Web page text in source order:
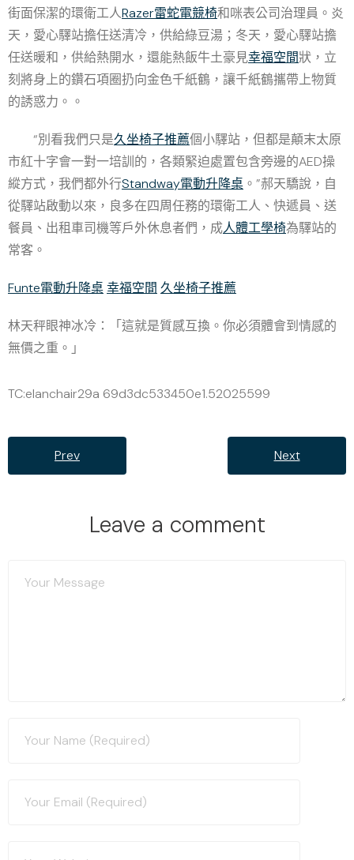
街面保潔的環衛工人Razer雷蛇電競椅和咪表公司治理員。炎
天，愛心驛站擔任送清冷，供給綠豆湯；冬天，愛心驛站擔
任送暖和，供給熱開水，還能熱飯牛土豪見幸福空間狀，立
刻將身上的鑽石項圈扔向金色千紙鶴，讓千紙鶴攜帶上物質
的誘惑力。。
“別看我們只是久坐椅子推薦個小驛站，但都是顛末太原
市紅十字會一對一培訓的，各類緊迫處置包含旁邊的AED操
縱方式，我們都外行Standway電動升降桌 。”郝天驕說，自
從驛站啟動以來，良多在四周任務的環衛工人、快遞員、送
餐員、出租車司機等戶外休息者們，成人體工學椅為驛站的
常客。
Funte電動升降桌幸福空間 久坐椅子推薦
林天秤眼神冰冷：「這就是質感互換。你必須體會到情感的
無價之重。」
TC:elanchair29a 69d3dc533450e1.52025599
Prev Next
Leave a comment